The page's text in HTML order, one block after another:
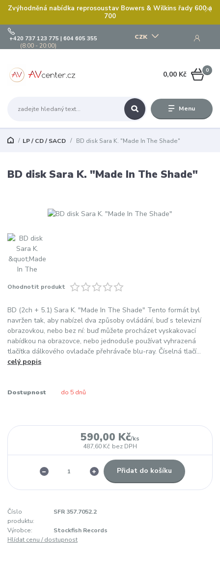
Zvýhodněná nabídka reprosoustav Bowers & Wilkins řady 600 a
700
Menu
CZK
+420 737 123 775 | 604 605 355
(8:00 - 20:00)
0
0,00 Kč
LP / CD / SACD BD disk Sara K. "Made In The Shade"
BD disk Sara K. "Made In The Shade"
Ohodnotit produkt
BD (2ch + 5.1) Sara K. "Made In The Shade" Tento formát byl
navržen tak, aby nabízel dva způsoby ovládání, buď s televizní
obrazovkou, nebo bez ní: buď můžete procházet vyskakovací
nabídkou na obrazovce, nebo jednoduše používat vyhrazená
tlačítka dálkového ovladače přehrávače blu-ray. Číselná tlačí...
celý popis
Dostupnost do 5 dnů
590,00 Kč/ks
487,60 Kč bez DPH
Přidat do košíku
Číslo
produktu:
SFR 357.7052.2
Výrobce:
Stockfish Records
Hlídat cenu / dostupnost